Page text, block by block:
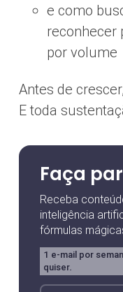
e como
reconhecer
por volume
Antes de
E toda
Faça
Receba
inteligência
fórmulas
1 e-mail por
quiser.